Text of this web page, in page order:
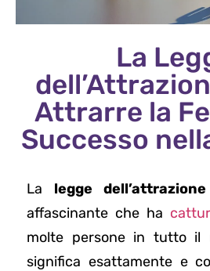
La
Attrarre la
Successo
La legge dell’attrazione
affascinante che ha
molte persone in tutto il
significa esattamente e